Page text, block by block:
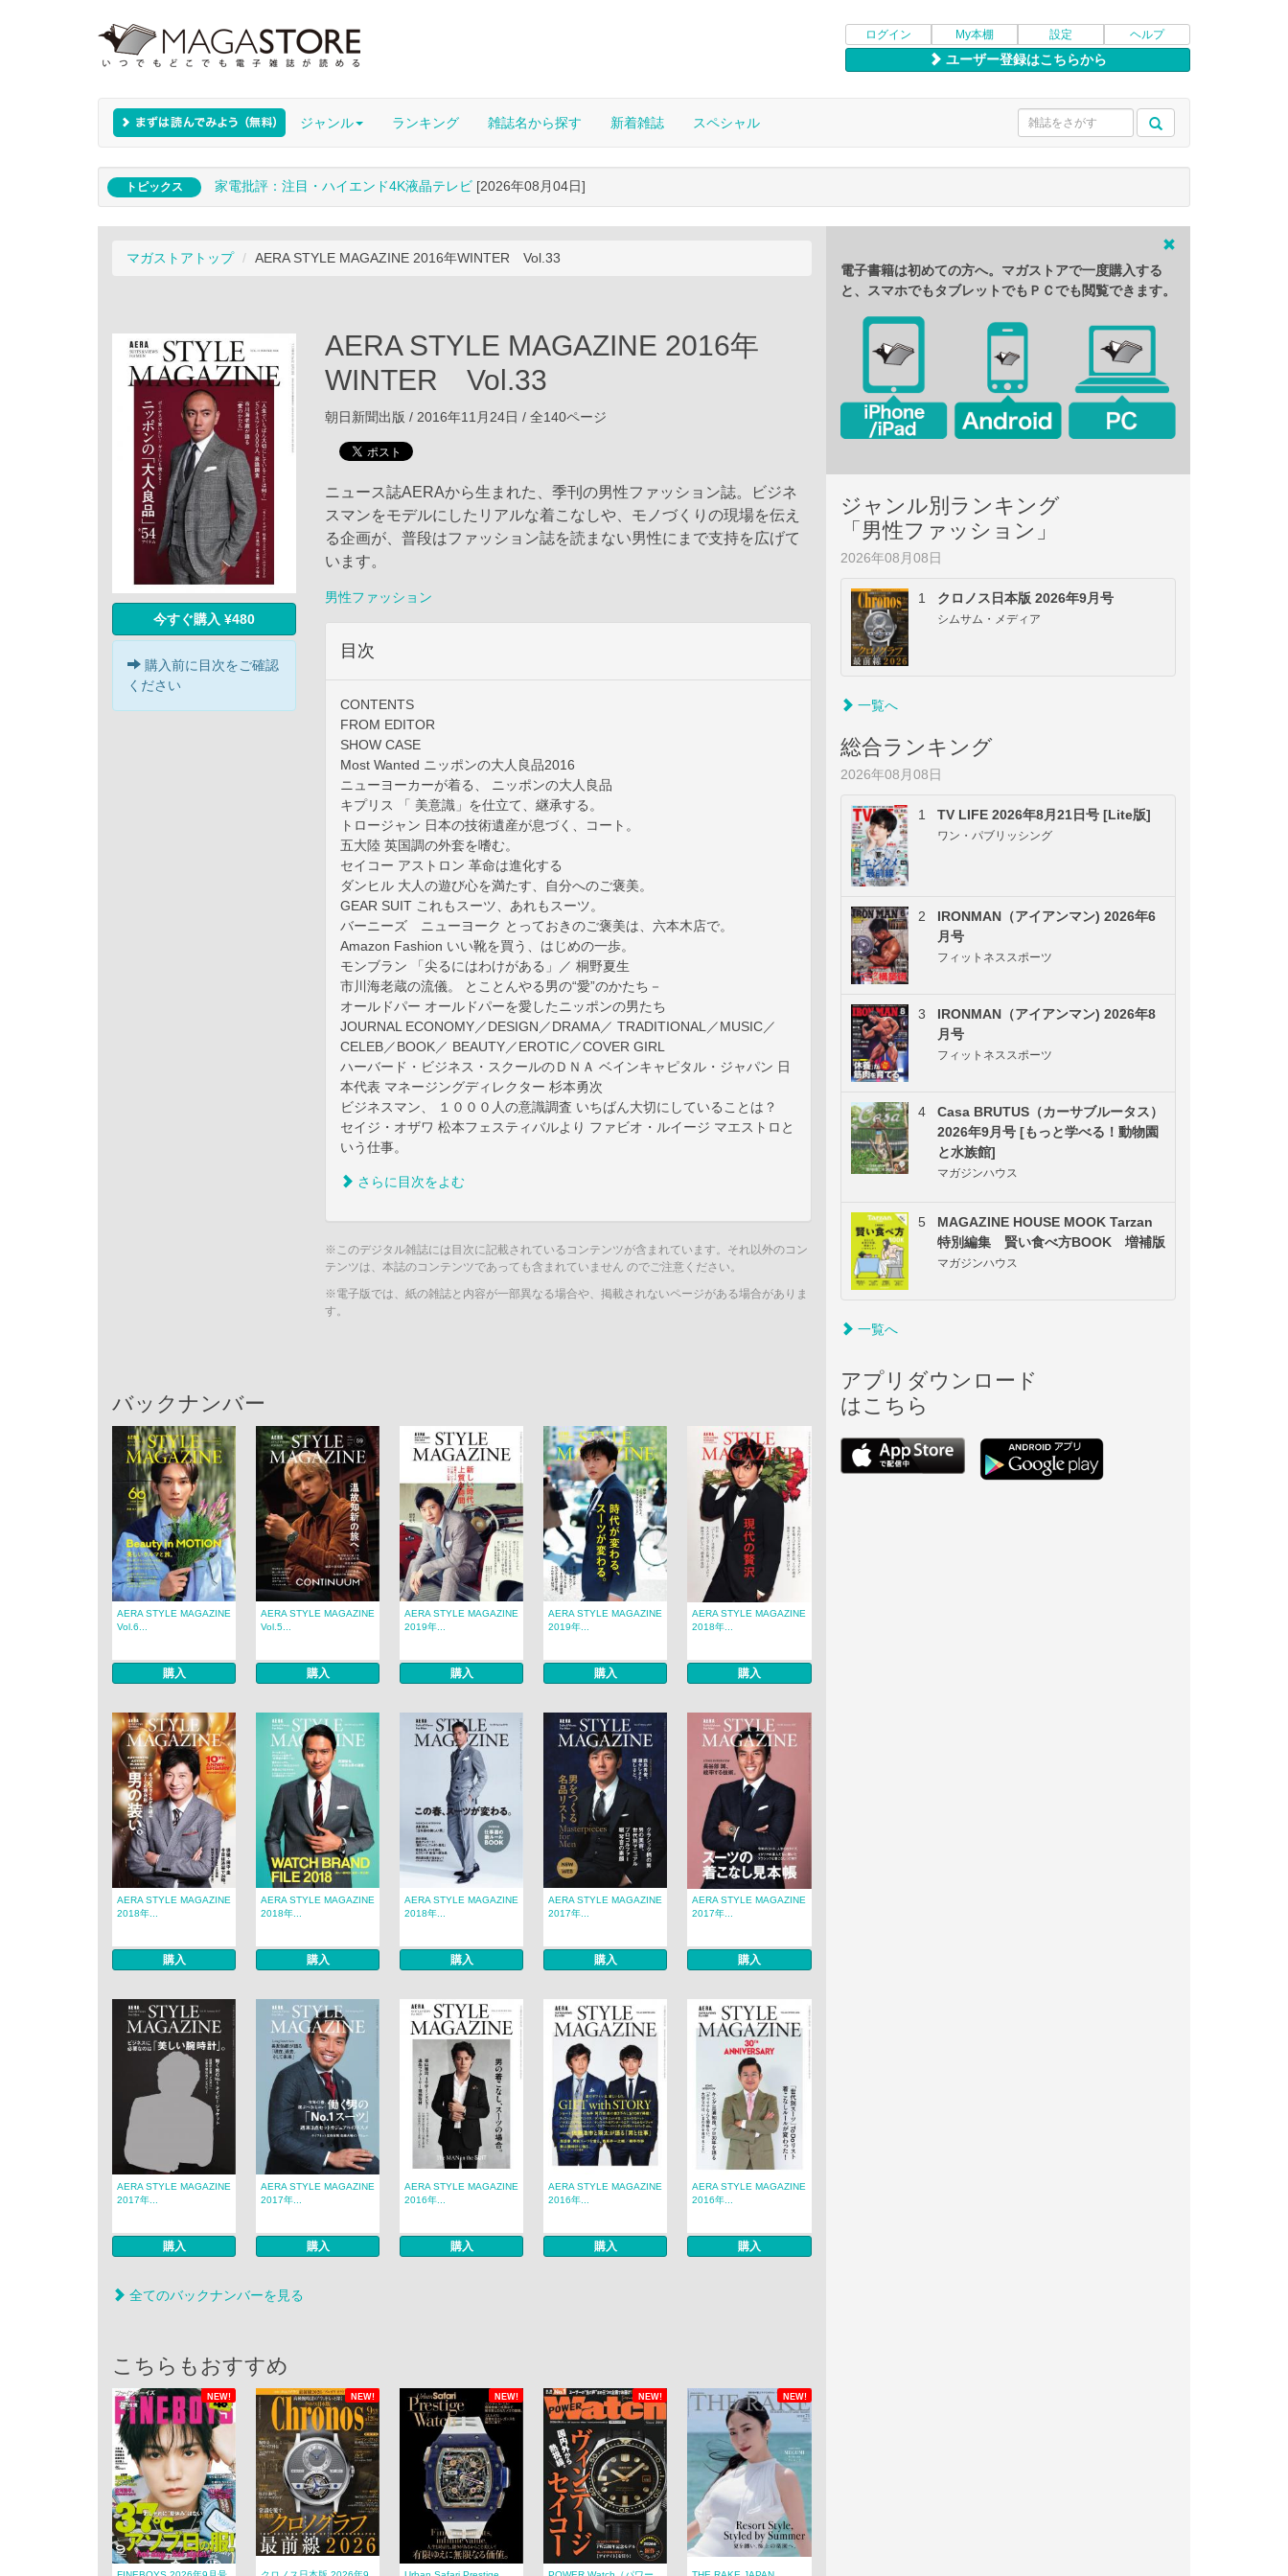
ログイン My本棚 設定 ヘルプ
ユーザー登録はこちらから
ジャンル ランキング 雑誌名から探す 新着雑誌 スペシャル
トピックス 家電批評：注目・ハイエンド4K液晶テレビ [2026年08月04日]
マガストアトップ AERA STYLE MAGAZINE 2016年WINTER Vol.33
今すぐ購入 ¥480
購入前に目次をご確認
ください
AERA STYLE MAGAZINE 2016年
WINTER Vol.33
朝日新聞出版 / 2016年11月24日 / 全140ページ
ニュース誌AERAから生まれた、季刊の男性ファッション誌。ビジネ
スマンをモデルにしたリアルな着こなしや、モノづくりの現場を伝え
る企画が、普段はファッション誌を読まない男性にまで支持を広げて
います。
男性ファッション
目次
CONTENTS
FROM EDITOR
SHOW CASE
Most Wanted ニッポンの大人良品2016
ニューヨーカーが着る、 ニッポンの大人良品
キプリス 「 美意識」を仕立て、継承する。
トロージャン 日本の技術遺産が息づく、コート。
五大陸 英国調の外套を嗜む。
セイコー アストロン 革命は進化する
ダンヒル 大人の遊び心を満たす、自分へのご褒美。
GEAR SUIT これもスーツ、あれもスーツ。
バーニーズ ニューヨーク とっておきのご褒美は、六本木店で。
Amazon Fashion いい靴を買う、はじめの一歩。
モンブラン 「尖るにはわけがある」／ 桐野夏生
市川海老蔵の流儀。 とことんやる男の“愛”のかたち－
オールドパー オールドパーを愛したニッポンの男たち
JOURNAL ECONOMY／DESIGN／DRAMA／ TRADITIONAL／MUSIC／
CELEB／BOOK／ BEAUTY／EROTIC／COVER GIRL
ハーバード・ビジネス・スクールのＤＮＡ ベインキャピタル・ジャパン 日
本代表 マネージングディレクター 杉本勇次
ビジネスマン、 １０００人の意識調査 いちばん大切にしていることは？
セイジ・オザワ 松本フェスティバルより ファビオ・ルイージ マエストロと
いう仕事。
さらに目次をよむ
※このデジタル雑誌には目次に記載されているコンテンツが含まれています。それ以外のコン
テンツは、本誌のコンテンツであっても含まれていません のでご注意ください。
※電子版では、紙の雑誌と内容が一部異なる場合や、掲載されないページがある場合がありま
す。
バックナンバー
AERA STYLE MAGAZINE
Vol.6...
購入
AERA STYLE MAGAZINE
Vol.5...
購入
AERA STYLE MAGAZINE
2019年...
購入
AERA STYLE MAGAZINE
2019年...
購入
AERA STYLE MAGAZINE
2018年...
購入
AERA STYLE MAGAZINE
2018年...
購入
AERA STYLE MAGAZINE
2018年...
購入
AERA STYLE MAGAZINE
2018年...
購入
AERA STYLE MAGAZINE
2017年...
購入
AERA STYLE MAGAZINE
2017年...
購入
AERA STYLE MAGAZINE
2017年...
購入
AERA STYLE MAGAZINE
2017年...
購入
AERA STYLE MAGAZINE
2016年...
購入
AERA STYLE MAGAZINE
2016年...
購入
AERA STYLE MAGAZINE
2016年...
購入
全てのバックナンバーを見る
こちらもおすすめ
NEW! NEW! NEW! NEW! NEW!
電子書籍は初めての方へ。マガストアで一度購入する
と、スマホでもタブレットでもＰＣでも閲覧できます。
ジャンル別ランキング
「男性ファッション」
2026年08月08日
1 クロノス日本版 2026年9月号
シムサム・メディア
一覧へ
総合ランキング
2026年08月08日
1 TV LIFE 2026年8月21日号 [Lite版]
ワン・パブリッシング
2
IRONMAN（アイアンマン) 2026年6
月号
フィットネススポーツ
3
IRONMAN（アイアンマン) 2026年8
月号
フィットネススポーツ
4
Casa BRUTUS（カーサブルータス）
2026年9月号 [もっと学べる！動物園
と水族館]
マガジンハウス
5
MAGAZINE HOUSE MOOK Tarzan
特別編集 賢い食べ方BOOK 増補版
マガジンハウス
一覧へ
アプリダウンロード
はこちら